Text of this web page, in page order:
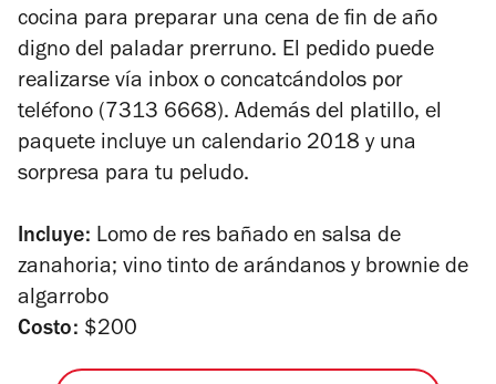
cocina para preparar una cena de fin de año
digno del paladar prerruno. El pedido puede
realizarse vía inbox o concatcándolos por
teléfono (7313 6668). Además del platillo, el
paquete incluye un calendario 2018 y una
sorpresa para tu peludo.
Incluye: Lomo de res bañado en salsa de
zanahoria; vino tinto de arándanos y brownie de
algarrobo
Costo: $200